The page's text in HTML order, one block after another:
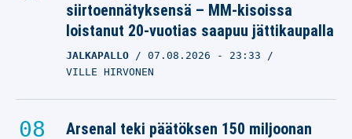
siirtoennätyksensä – MM-kisoissa
loistanut 20-vuotias saapuu jättikaupalla
JALKAPALLO 07.08.2026 - 23:33
VILLE HIRVONEN
Arsenal teki päätöksen 150 miljoonan